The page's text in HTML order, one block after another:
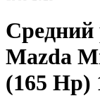
Средний
Mazda
(165 Hp)